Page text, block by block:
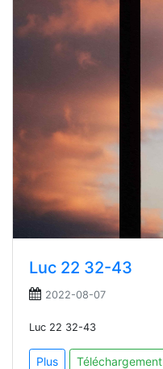
Luc 22 32-43
2022-08-07
Luc 22 32-43
Plus Téléchargement